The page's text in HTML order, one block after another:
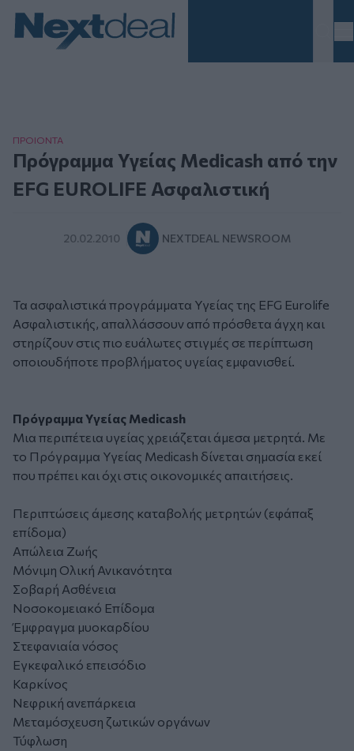
ΠΡΟΙΟΝΤΑ
Πρόγραμμα Υγείας Medicash από την
EFG EUROLIFE Ασφαλιστική
20.02.2010 NEXTDEAL NEWSROOM
Τα ασφαλιστικά προγράμματα Υγείας της EFG Eurolife
Ασφαλιστικής, απαλλάσσουν από πρόσθετα άγχη και
στηρίζουν στις πιο ευάλωτες στιγμές σε περίπτωση
οποιουδήποτε προβλήματος υγείας εμφανισθεί.
Πρόγραμμα Υγείας Medicash
Μια περιπέτεια υγείας χρειάζεται άμεσα μετρητά. Με
το Πρόγραμμα Υγείας Medicash δίνεται σημασία εκεί
που πρέπει και όχι στις οικονομικές απαιτήσεις.
Περιπτώσεις άμεσης καταβολής μετρητών (εφάπαξ
επίδομα)
Απώλεια Ζωής
Μόνιμη Ολική Ανικανότητα
Σοβαρή Ασθένεια
Νοσοκομειακό Επίδομα
Έμφραγμα μυοκαρδίου
Στεφανιαία νόσος
Εγκεφαλικό επεισόδιο
Καρκίνος
Νεφρική ανεπάρκεια
Μεταμόσχευση ζωτικών οργάνων
Τύφλωση